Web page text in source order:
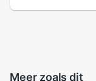
Meer zoals dit